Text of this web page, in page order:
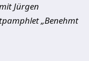
Jürgen
„Benehmt